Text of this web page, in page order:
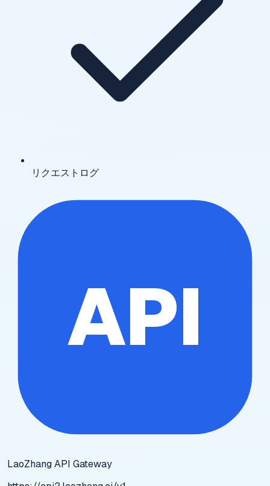
リクエストログ
API
LaoZhang API Gateway